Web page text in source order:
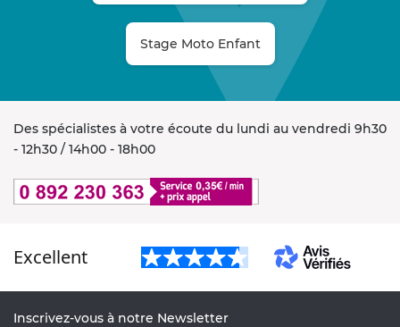
Stage Moto Enfant
Des spécialistes à votre écoute du lundi au vendredi 9h30
- 12h30 / 14h00 - 18h00
Excellent
Inscrivez-vous à notre Newsletter